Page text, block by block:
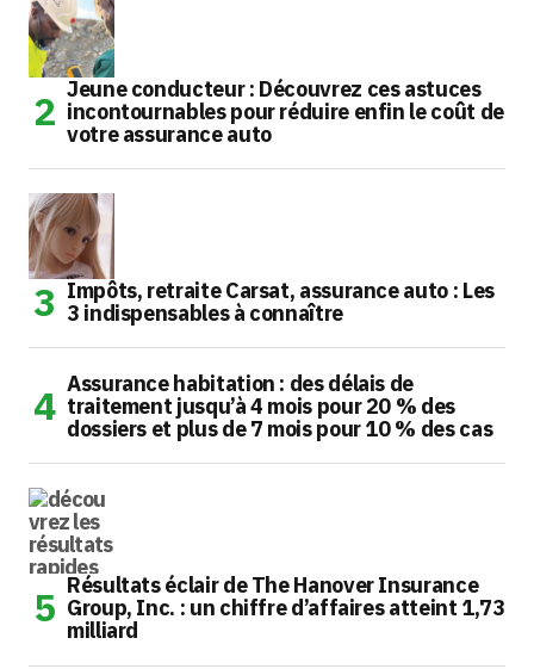
Jeune conducteur : Découvrez ces astuces
incontournables pour réduire enfin le coût de
votre assurance auto
Impôts, retraite Carsat, assurance auto : Les
3 indispensables à connaître
Assurance habitation : des délais de
traitement jusqu’à 4 mois pour 20 % des
dossiers et plus de 7 mois pour 10 % des cas
Résultats éclair de The Hanover Insurance
Group, Inc. : un chiffre d’affaires atteint 1,73
milliard